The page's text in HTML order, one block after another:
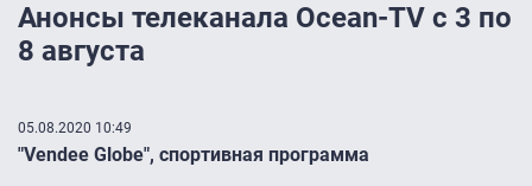
Анонсы телеканала Ocean-TV с 3 по
8 августа
05.08.2020 10:49
"Vendee Globe", спортивная программа